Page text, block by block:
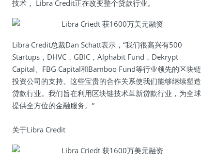
技术， Libra Credit正在改变整个贷款行业。
Libra Credit总裁Dan Schatt表示，“我们很高兴有500
Startups，DHVC，GBIC，Alphabit Fund，Dekrypt
Capital、FBG Capital和Bamboo Fund等行业领先的区块链
投资公司的支持。这些宝贵的合作关系使我们能够继续塑造
贷款行业。我们旨在利用区块链技术革新贷款行业，为全球
提供全方位的金融服务。”
关于Libra Credit